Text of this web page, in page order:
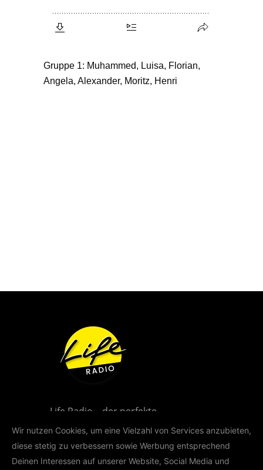
Gruppe 1: Muhammed, Luisa, Florian,
Angela, Alexander, Moritz, Henri
Life Radio – der perfekte
Musikmix für Oberösterreich!
Wir nutzen Cookies, um eine Vielzahl von Services anzubieten,
diese stetig zu verbessern sowie Werbung entsprechend
Deinen Interessen auf unserer Website, Social Media und